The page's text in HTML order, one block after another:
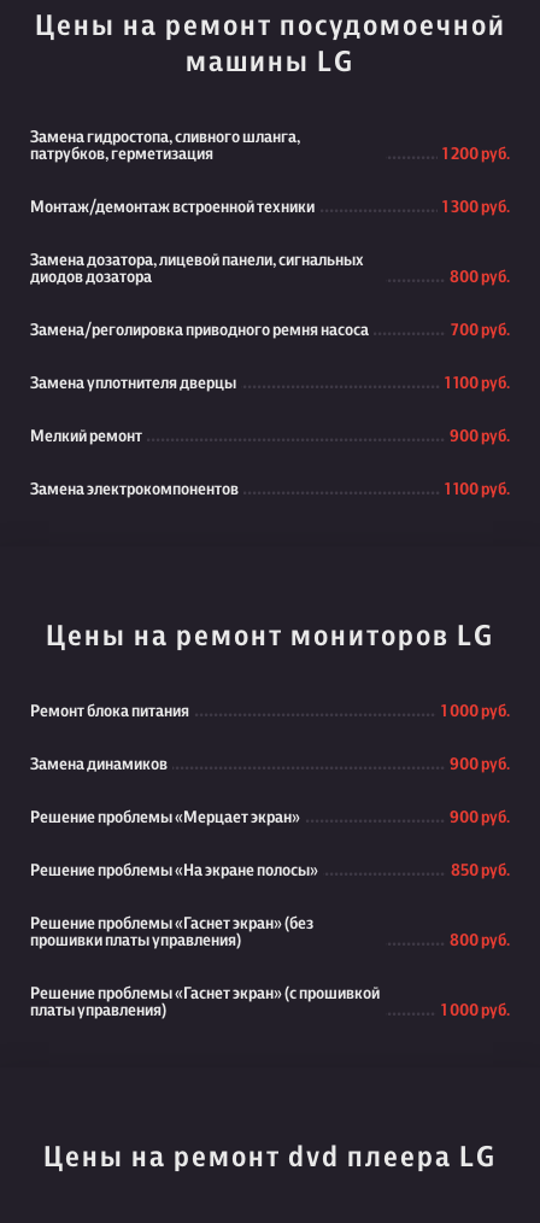
Цены на ремонт посудомоечной
машины LG
Замена гидростопа, сливного шланга,
патрубков, герметизация
1 200 руб.
Монтаж/демонтаж встроенной техники 1 300 руб.
Замена дозатора, лицевой панели, сигнальных
диодов дозатора
800 руб.
Замена/реголировка приводного ремня насоса 700 руб.
Замена уплотнителя дверцы 1 100 руб.
Мелкий ремонт 900 руб.
Замена электрокомпонентов 1 100 руб.
Цены на ремонт мониторов LG
Ремонт блока питания 1 000 руб.
Замена динамиков 900 руб.
Решение проблемы «Мерцает экран» 900 руб.
Решение проблемы «На экране полосы» 850 руб.
Решение проблемы «Гаснет экран» (без
прошивки платы управления)
800 руб.
Решение проблемы «Гаснет экран» (с прошивкой
платы управления)
1 000 руб.
Цены на ремонт dvd плеера LG